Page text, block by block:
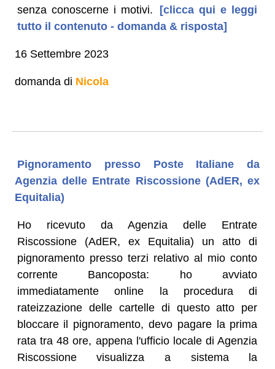
senza conoscerne i motivi.
[clicca qui e leggi
tutto il contenuto - domanda & risposta]
16 Settembre 2023
domanda di Nicola
Pignoramento presso Poste Italiane da
Agenzia delle Entrate Riscossione (AdER, ex
Equitalia)
Ho ricevuto da Agenzia delle Entrate
Riscossione (AdER, ex Equitalia) un atto di
pignoramento presso terzi relativo al mio conto
corrente Bancoposta: ho avviato
immediatamente online la procedura di
rateizzazione delle cartelle di questo atto per
bloccare il pignoramento, devo pagare la prima
rata tra 48 ore, appena l'ufficio locale di Agenzia
Riscossione visualizza a sistema la